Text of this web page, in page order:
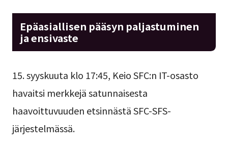
Epäasiallisen pääsyn paljastuminen
ja ensivaste
15. syyskuuta klo 17:45, Keio SFC:n IT-osasto
havaitsi merkkejä satunnaisesta
haavoittuvuuden etsinnästä SFC-SFS-
järjestelmässä.